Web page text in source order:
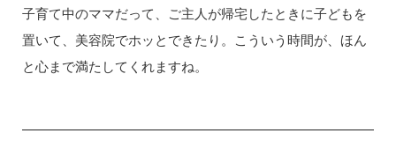
子育て中のママだって、ご主人が帰宅したときに子どもを
置いて、美容院でホッとできたり。こういう時間が、ほん
と心まで満たしてくれますね。